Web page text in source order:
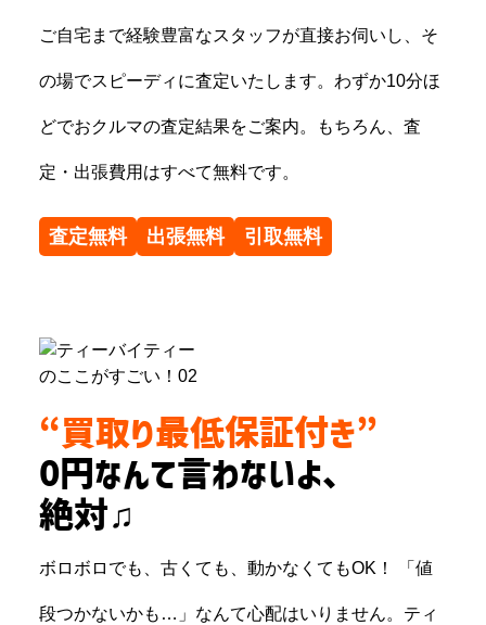
ご自宅まで経験豊富なスタッフが直接お伺いし、そ
の場でスピーディに査定いたします。わずか10分ほ
どでおクルマの査定結果をご案内。もちろん、査
定・出張費用はすべて無料です。
査定無料 出張無料 引取無料
“買取り最低保証付き”
0円なんて言わないよ、
絶対♫
ボロボロでも、古くても、動かなくてもOK！ 「値
段つかないかも…」なんて心配はいりません。ティ